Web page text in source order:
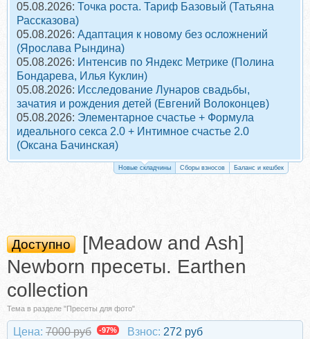
05.08.2026: Точка роста. Тариф Базовый (Татьяна
Рассказова)
05.08.2026: Адаптация к новому без осложнений
(Ярослава Рындина)
05.08.2026: Интенсив по Яндекс Метрике (Полина
Бондарева, Илья Куклин)
05.08.2026: Исследование Лунаров свадьбы,
зачатия и рождения детей (Евгений Волоконцев)
05.08.2026: Элементарное счастье + Формула
идеального секса 2.0 + Интимное счастье 2.0
(Оксана Бачинская)
Новые складчины Сборы взносов Баланс и кешбек
Доступно
[Meadow and Ash]
Newborn пресеты. Earthen
collection
Тема в разделе "Пресеты для фото"
Цена: 7000 руб -97% Взнос: 272 руб